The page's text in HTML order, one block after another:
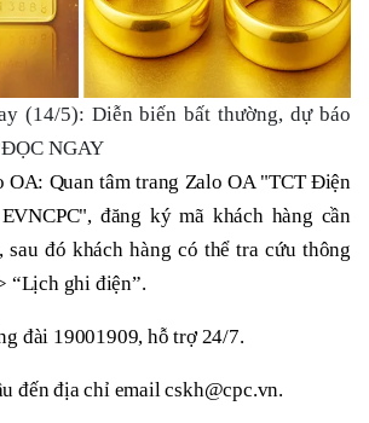
(14/5): Diễn biến bất thường, dự báo
NGAY
OA: Quan tâm trang Zalo OA "TCT Điện
đăng ký mã khách hàng cần
đó khách hàng có thể tra cứu thông
“Lịch ghi điện”.
đài 19001909, hỗ trợ 24/7.
đến địa chỉ email cskh@cpc.vn.